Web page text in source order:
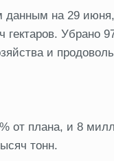
данным на 29
Убрано
и
от плана, и 8
тонн.